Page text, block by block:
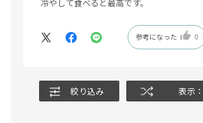
参考になった 0
絞り込み 表示